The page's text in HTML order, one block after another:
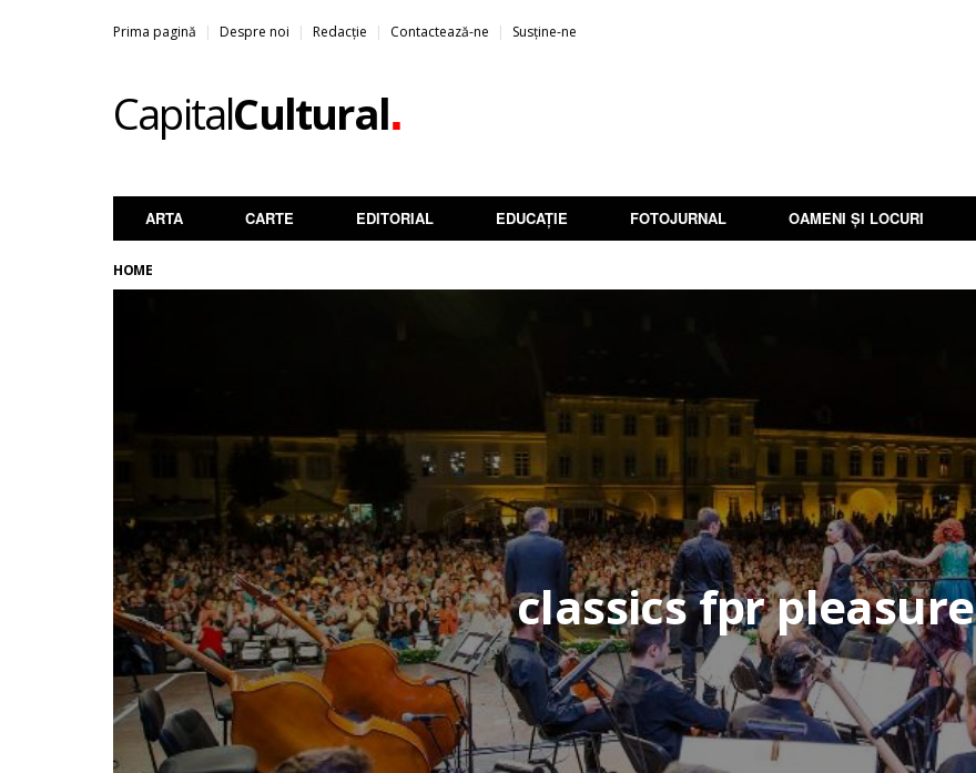
Prima pagină Despre noi Redacție Contactează-ne Susține-ne
CapitalCultural.
ARTA CARTE EDITORIAL EDUCAȚIE FOTOJURNAL OAMENI ȘI LOCURI
HOME
classics fpr pleasure